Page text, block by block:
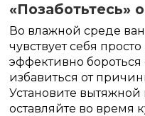
«Позаботьтесь»
Во влажной среде
чувствует себя
эффективно
избавиться от
Установите вытяжной
оставляйте во время